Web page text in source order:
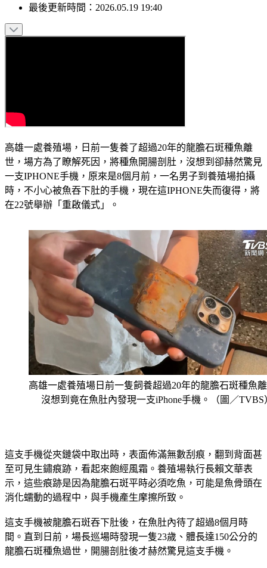
世，場方為了瞭解死因，將種魚開腸剖肚，沒想到卻赫然驚見
一支IPHONE手機，原來是8個月前，一名男子到養殖場拍攝
時，不小心被魚吞下肚的手機，現在這IPHONE失而復得，將
在22號舉辦「重啟儀式」。
高雄一處養殖場日前一隻飼養超過20年的龍膽石斑種魚
沒想到竟在魚肚內發現一支iPhone手機。（圖／TVBS
至可見生鏽痕跡，看起來飽經風霜。養殖場執行長賴文華表
示，這些痕跡是因為龍膽石斑平時必須吃魚，可能是魚骨頭在
消化蠕動的過程中，與手機產生摩擦所致。
間。直到日前，場長巡場時發現一隻23歲、體長達150公分的
龍膽石斑種魚過世，開腸剖肚後才赫然驚見這支手機。